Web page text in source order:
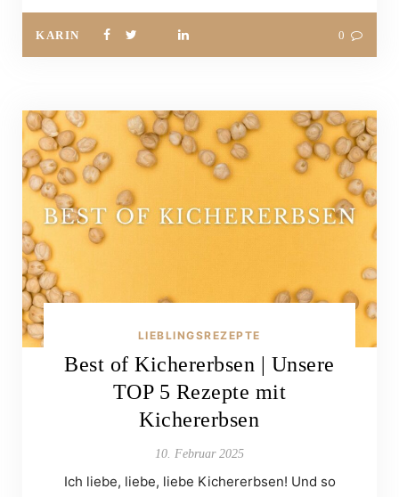
KARIN 0
LIEBLINGSREZEPTE
Best of Kichererbsen | Unsere
TOP 5 Rezepte mit
Kichererbsen
10. Februar 2025
Ich liebe, liebe, liebe Kichererbsen! Und so